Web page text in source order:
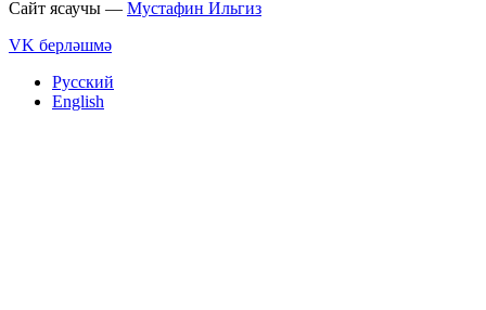
Сайт ясаучы — Мустафин Ильгиз
VK берләшмә
Русский
English